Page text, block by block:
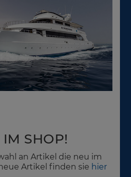
IM SHOP!
an Artikel die neu im
Artikel finden sie hier